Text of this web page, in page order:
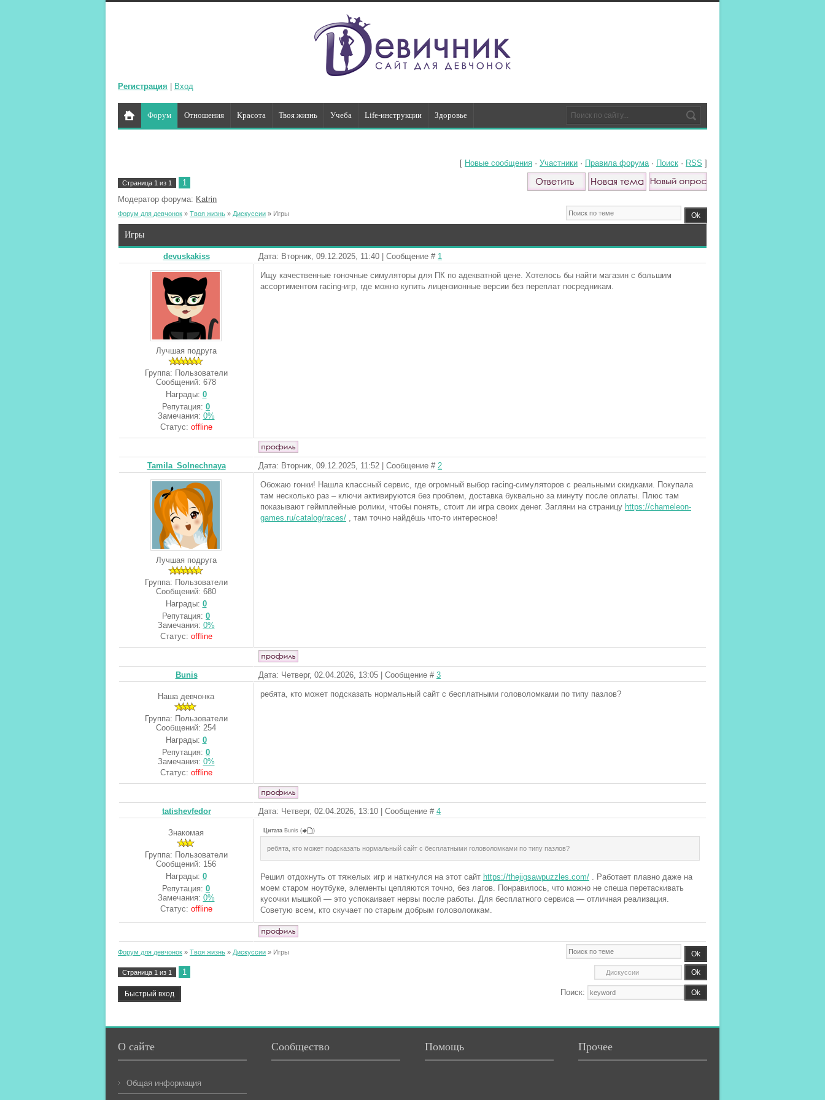
Регистрация Вход
Форум Отношения Красота Твоя жизнь Учеба Life-инструкции Здоровье
[ Новые сообщения · Участники · Правила форума· Поиск · RSS ]
Страница 1 из 1
1
Модератор форума: Katrin
Форум для девчонок » Твоя жизнь » Дискуссии » Игры
Игры
devuskakiss Дата: Вторник, 09.12.2025, 11:40 | Сообщение # 1
Лучшая подруга
Группа: Пользователи
Сообщений: 678
Награды: 0
Репутация: 0
Замечания: 0%
Статус: offline
Ищу качественные гоночные симуляторы для ПК по адекватной цене. Хотелось бы найти магазин с большим
ассортиментом racing-игр, где можно купить лицензионные версии без переплат посредникам.
Tamila_Solnechnaya Дата: Вторник, 09.12.2025, 11:52 | Сообщение # 2
Лучшая подруга
Группа: Пользователи
Сообщений: 680
Награды: 0
Репутация: 0
Замечания: 0%
Статус: offline
Обожаю гонки! Нашла классный сервис, где огромный выбор racing-симуляторов с реальными скидками. Покупала
там несколько раз – ключи активируются без проблем, доставка буквально за минуту после оплаты. Плюс там
показывают геймплейные ролики, чтобы понять, стоит ли игра своих денег. Загляни на страницу https://chameleon-
games.ru/catalog/races/ , там точно найдёшь что-то интересное!
Bunis Дата: Четверг, 02.04.2026, 13:05 | Сообщение # 3
Наша девчонка
Группа: Пользователи
Сообщений: 254
Награды: 0
Репутация: 0
Замечания: 0%
Статус: offline
ребята, кто может подсказать нормальный сайт с бесплатными головоломками по типу пазлов?
tatishevfedor Дата: Четверг, 02.04.2026, 13:10 | Сообщение # 4
Знакомая
Группа: Пользователи
Сообщений: 156
Награды: 0
Репутация: 0
Замечания: 0%
Статус: offline
Цитата Bunis ( )
ребята, кто может подсказать нормальный сайт с бесплатными головоломками по типу пазлов?
Решил отдохнуть от тяжелых игр и наткнулся на этот сайт https://thejigsawpuzzles.com/ . Работает плавно даже на
моем старом ноутбуке, элементы цепляются точно, без лагов. Понравилось, что можно не спеша перетаскивать
кусочки мышкой — это успокаивает нервы после работы. Для бесплатного сервиса — отличная реализация.
Советую всем, кто скучает по старым добрым головоломкам.
Форум для девчонок » Твоя жизнь » Дискуссии » Игры
Страница 1 из 1 1
Поиск:
О сайте
Общая информация
Сообщество Помощь Прочее